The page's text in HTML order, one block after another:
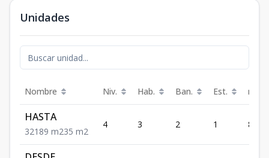
Unidades
Nombre Niv. Hab. Ban. Est. m²
HASTA
321 89 m235 m2
4 3 2 1 89